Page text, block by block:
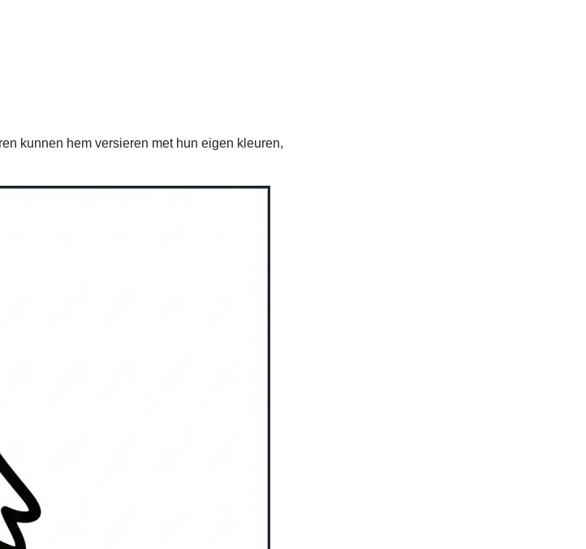
kunnen hem versieren met hun eigen kleuren,